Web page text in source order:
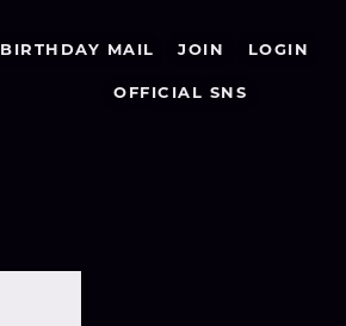
BIRTHDAY MAIL JOIN LOGIN
OFFICIAL SNS